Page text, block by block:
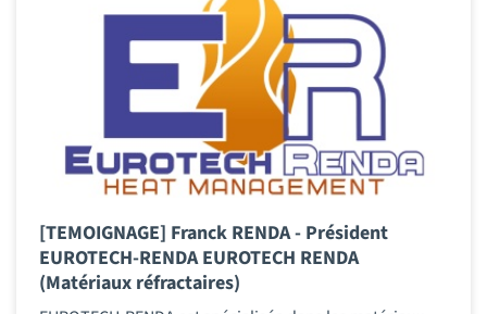
[TEMOIGNAGE] Franck RENDA - Président
EUROTECH-RENDA EUROTECH RENDA
(Matériaux réfractaires)